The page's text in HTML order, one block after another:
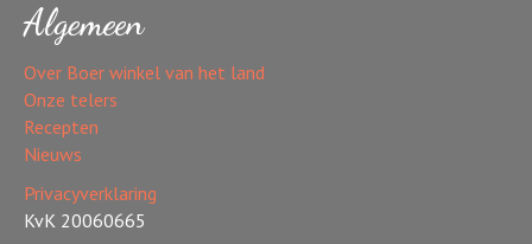
Algemeen
Over Boer winkel van het land
Onze telers
Recepten
Nieuws
Privacyverklaring
KvK 20060665